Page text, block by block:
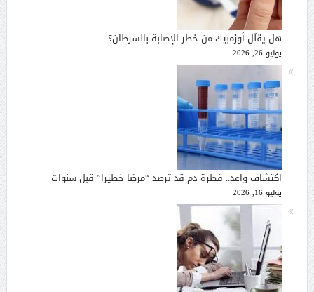
هل يقلّل أوزمبيك من خطر الإصابة بالسرطان؟
يوليو 26, 2026
اكتشاف واعد.. قطرة دم قد ترصد “مرضا خطيرا” قبل سنوات
يوليو 16, 2026